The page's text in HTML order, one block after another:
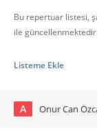
Bu repertuar listesi,
ile
Listeme Ekle
A Onur Can